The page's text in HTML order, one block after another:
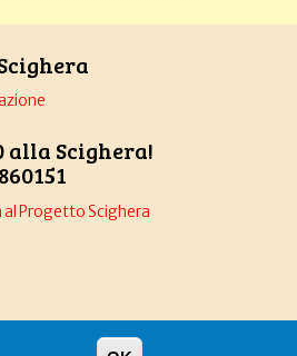
alla Scighera!
al Progetto Scighera